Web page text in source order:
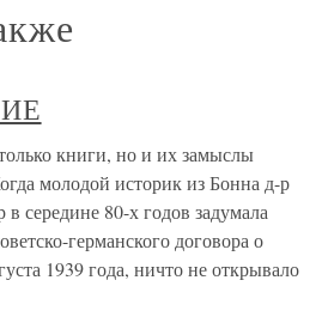
книги, но и их замыслы
моло­дой историк из Бонна д-р
середине 80-х годов задумала
германского договора о
1939 года, ничто не открывало